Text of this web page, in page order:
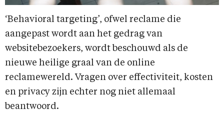
‘Behavioral targeting’, ofwel reclame die
aangepast wordt aan het gedrag van
websitebezoekers, wordt beschouwd als de
nieuwe heilige graal van de online
reclamewereld. Vragen over effectiviteit, kosten
en privacy zijn echter nog niet allemaal
beantwoord.